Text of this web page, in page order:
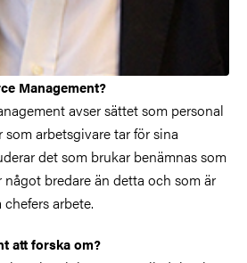
Management?
avser sättet som personal
arbetsgivare tar för sina
det som brukar benämnas som
något bredare än detta och som är
arbete.
att forska om?